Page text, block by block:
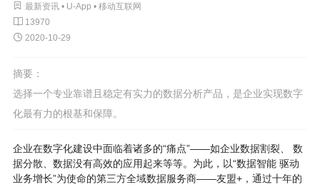
 最新资讯 • U-App • 移动互联网

13970
 2020-10-29
摘要：
选择一个专业靠谱且稳定有实力的数据分析产品，是企业实现数字
化最有力的根基和保障。
企业在数字化建设中面临着诸多的“痛点”——如企业数据割裂、 数
据分散、数据没有高效的应用起来等等。为此，以“数据智能 驱动
业务增长”为使命的第三方全域数据服务商——友盟+，通过十年的